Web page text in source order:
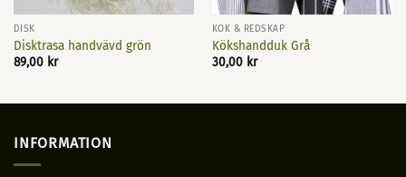
DISK
Disktrasa handvävd grön
89,00 kr
KÖK & REDSKAP
Kökshandduk Grå
30,00 kr
INFORMATION